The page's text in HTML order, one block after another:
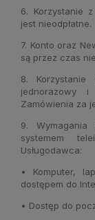
6. Korzystanie
jest nieodpłatne.
7. Konto oraz
są przez czas
8. Korzystanie
jednorazowy
Zamówienia za
9.
systemem
Usługodawca:
• Komputer,
dostępem do
• Dostęp do